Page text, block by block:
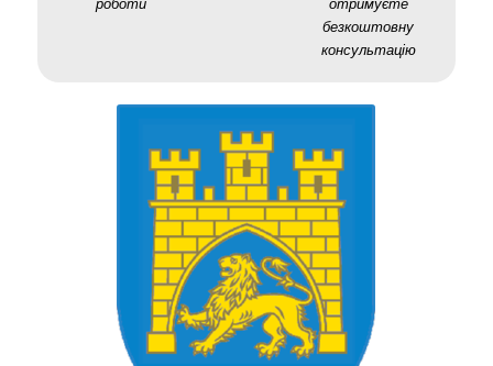
безкоштовну
консультацію